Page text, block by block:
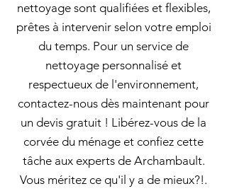
nettoyage sont qualifiées et flexibles,
prêtes à intervenir selon votre emploi
du temps. Pour un service de
nettoyage personnalisé et
respectueux de l'environnement,
contactez-nous dès maintenant pour
un devis gratuit ! Libérez-vous de la
corvée du ménage et confiez cette
tâche aux experts de Archambault.
Vous méritez ce qu'il y a de mieux?!.